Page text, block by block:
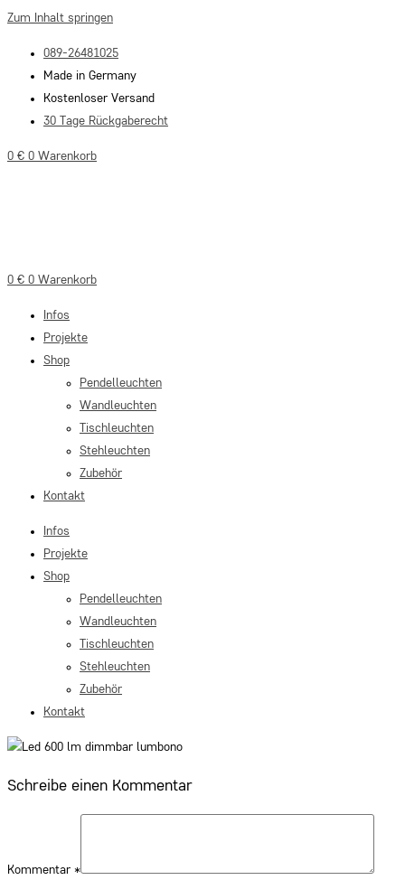
Zum Inhalt springen
089-26481025
Made in Germany
Kostenloser Versand
30 Tage Rückgaberecht
0 € 0 Warenkorb
0 € 0 Warenkorb
Infos
Projekte
Shop
Pendelleuchten
Wandleuchten
Tischleuchten
Stehleuchten
Zubehör
Kontakt
Infos
Projekte
Shop
Pendelleuchten
Wandleuchten
Tischleuchten
Stehleuchten
Zubehör
Kontakt
Schreibe einen Kommentar
Kommentar *